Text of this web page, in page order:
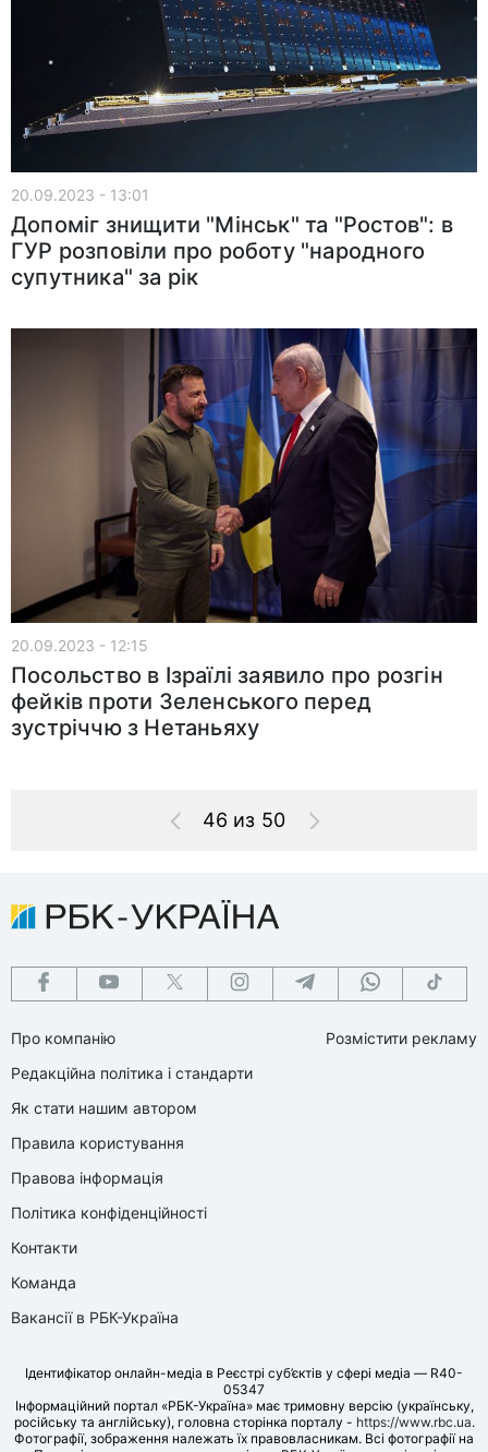
20.09.2023 - 13:01
Допоміг знищити "Мінськ" та "Ростов": в
ГУР розповіли про роботу "народного
супутника" за рік
20.09.2023 - 12:15
Посольство в Ізраїлі заявило про розгін
фейків проти Зеленського перед
зустріччю з Нетаньяху
46 из 50
Про компанію
Редакційна політика і стандарти
Як стати нашим автором
Правила користування
Правова інформація
Політика конфіденційності
Контакти
Команда
Вакансії в РБК-Україна
Розмістити рекламу
Ідентифікатор онлайн-медіа в Реєстрі суб’єктів у сфері медіа — R40-
05347
Інформаційний портал «РБК-Україна» має тримовну версію (українську,
російську та англійську), головна сторінка порталу - https://www.rbc.ua.
Фотографії, зображення належать їх правовласникам. Всі фотографії на